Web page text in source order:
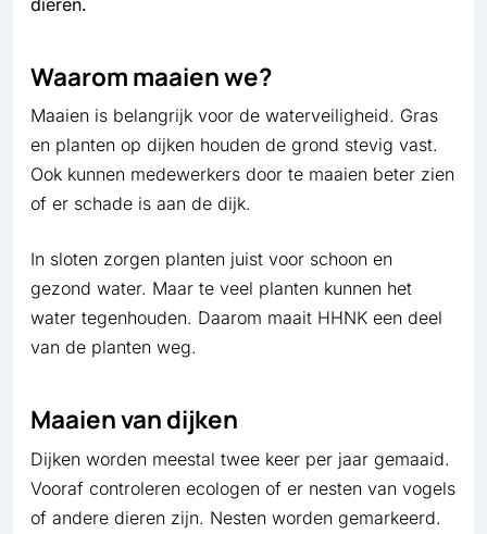
Waarom maaien we?
Maaien is belangrijk voor de waterveiligheid. Gras
en planten op dijken houden de grond stevig vast.
Ook kunnen medewerkers door te maaien beter zien
of er schade is aan de dijk.
In sloten zorgen planten juist voor schoon en
gezond water. Maar te veel planten kunnen het
water tegenhouden. Daarom maait HHNK een deel
van de planten weg.
Maaien van dijken
Dijken worden meestal twee keer per jaar gemaaid.
Vooraf controleren ecologen of er nesten van vogels
of andere dieren zijn. Nesten worden gemarkeerd.